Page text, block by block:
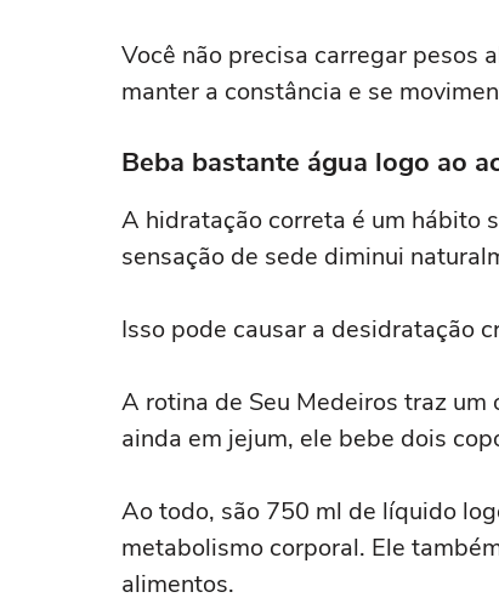
Você não precisa carregar pesos
manter a constância e se
Beba bastante água logo ao
A hidratação correta é um hábito
sensação de sede diminui
Isso pode causar a desidratação
A rotina de Seu Medeiros traz um
ainda em jejum, ele bebe dois
Ao todo, são 750 ml de líquido
metabolismo corporal. Ele
alimentos.